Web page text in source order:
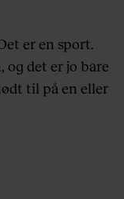
er en sport.
det er jo bare
til på en eller